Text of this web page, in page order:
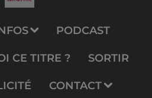
PODCAST
CE TITRE ? SORTIR
CONTACT